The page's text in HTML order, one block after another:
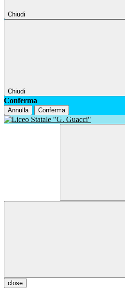
Chiudi
Chiudi
Conferma
Annulla Conferma
close